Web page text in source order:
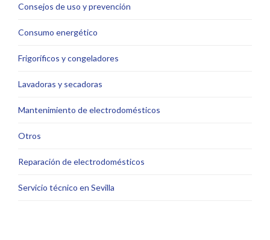
Consejos de uso y prevención
Consumo energético
Frigoríficos y congeladores
Lavadoras y secadoras
Mantenimiento de electrodomésticos
Otros
Reparación de electrodomésticos
Servicio técnico en Sevilla